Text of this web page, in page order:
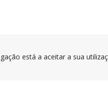
está a aceitar a sua